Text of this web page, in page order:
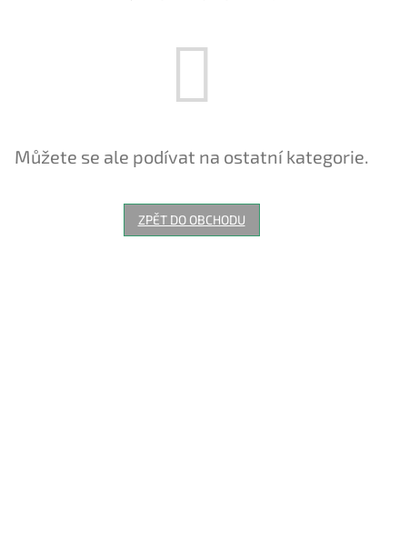
Můžete se ale podívat na ostatní kategorie.
ZPĚT DO OBCHODU